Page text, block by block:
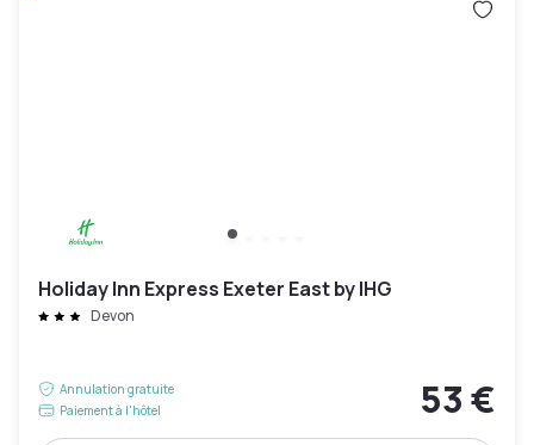
Holiday Inn Express Exeter East by IHG
Devon
Annulation gratuite
Paiement à l'hôtel
53 €